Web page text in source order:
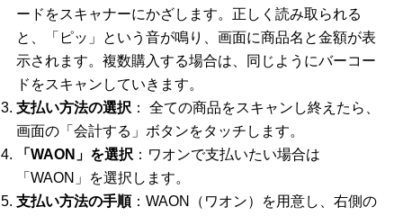
ードをスキャナーにかざします。正しく読み取られる
と、「ピッ」という音が鳴り、画面に商品名と金額が表
示されます。複数購入する場合は、同じようにバーコー
ドをスキャンしていきます。
支払い方法の選択 ： 全ての商品をスキャンし終えたら、
画面の「会計する」ボタンをタッチします。
「WAON」を選択 ：ワオンで支払いたい場合は
「WAON」を選択します。
支払い方法の手順：WAON（ワオン）を用意し、右側の